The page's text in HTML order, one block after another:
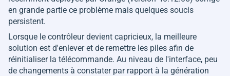
en grande partie ce problème mais quelques soucis
persistent.
Lorsque le contrôleur devient capricieux, la meilleure
solution est d'enlever et de remettre les piles afin de
réinitialiser la télécommande. Au niveau de l'interface, peu
de changements à constater par rapport à la génération